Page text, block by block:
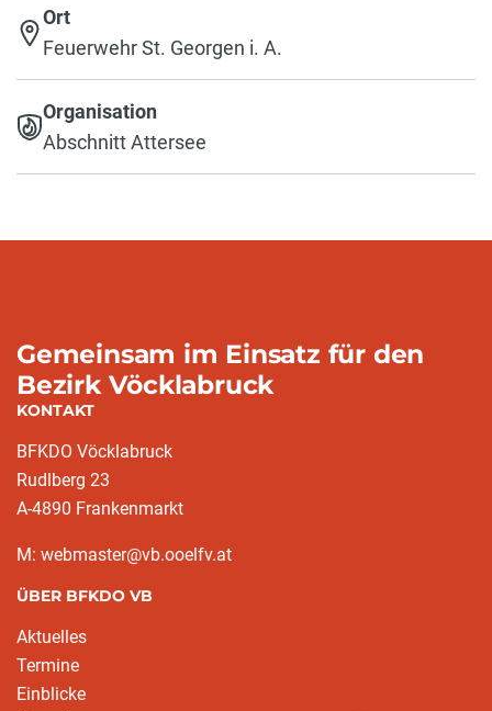
Ort
Feuerwehr St. Georgen i. A.
Organisation
Abschnitt Attersee
Gemeinsam im Einsatz für den
Bezirk Vöcklabruck
KONTAKT
BFKDO Vöcklabruck
Rudlberg 23
A-4890 Frankenmarkt
M: webmaster@vb.ooelfv.at
ÜBER BFKDO VB
Aktuelles
Termine
Einblicke